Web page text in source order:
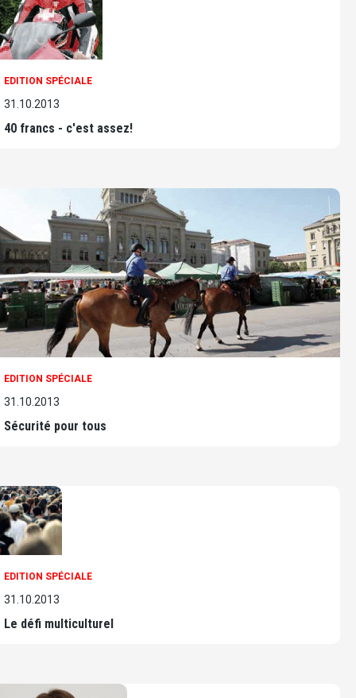
EDITION SPÉCIALE
31.10.2013
40 francs - c'est assez!
EDITION SPÉCIALE
31.10.2013
Sécurité pour tous
EDITION SPÉCIALE
31.10.2013
Le défi multiculturel